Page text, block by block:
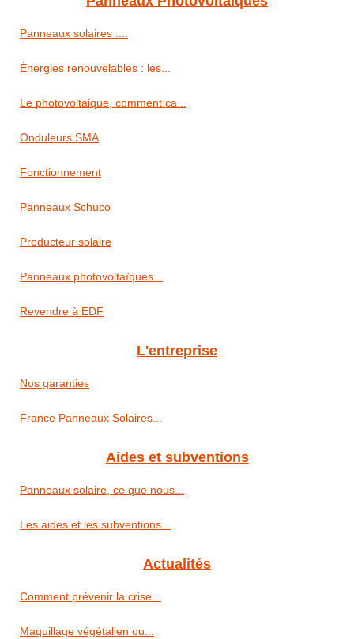
Panneaux solaires :...
Énergies renouvelables : les...
Le photovoltaique, comment ca...
Onduleurs SMA
Fonctionnement
Panneaux Schuco
Producteur solaire
Panneaux photovoltaïques...
Revendre à EDF
L'entreprise
Nos garanties
France Panneaux Solaires...
Aides et subventions
Panneaux solaire, ce que nous...
Les aides et les subventions...
Actualités
Comment prévenir la crise...
Maquillage végétalien ou...